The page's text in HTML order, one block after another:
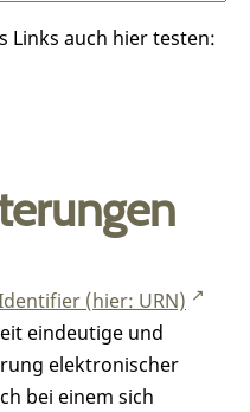
Links auch hier testen:
(hier: URN)
eindeutige und
elektronischer
bei einem sich